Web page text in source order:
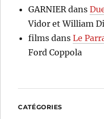
GARNIER dans
Vidor et William
films dansLe
Ford Coppola
CATÉGORIES